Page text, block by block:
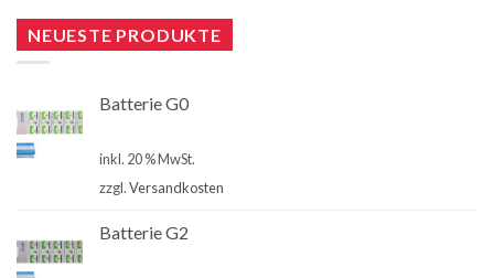
NEUESTE PRODUKTE
Batterie G0
inkl. 20 % MwSt.
zzgl.Versandkosten
Batterie G2